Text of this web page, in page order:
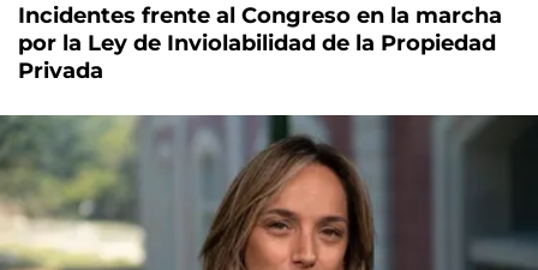
Incidentes frente al Congreso en la marcha
por la Ley de Inviolabilidad de la Propiedad
Privada